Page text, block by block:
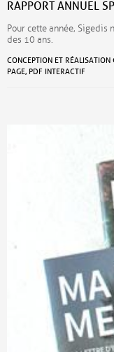
RAPPORT ANNUEL
Pour cette année,
des 10 ans.
CONCEPTION ET
PAGE, PDF INTERACTIF